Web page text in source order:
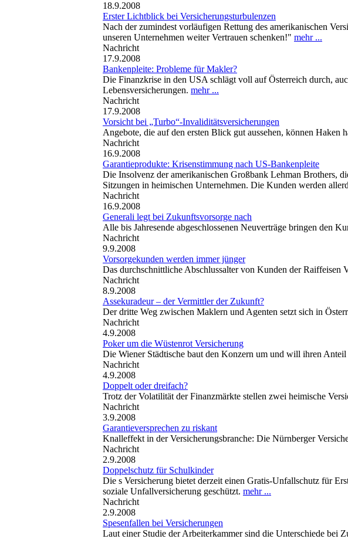
18.9.2008
Erster Lichtblick bei Versicherungsturbulenzen
Nach der zumindest vorläufigen Rettung des amerikanischen
unseren Unternehmen weiter Vertrauen schenken!" mehr ...
Nachricht
17.9.2008
Bankenpleite: Probleme für Makler?
Die Finanzkrise in den USA schlägt voll auf Österreich durch,
Lebensversicherungen. mehr ...
Nachricht
17.9.2008
Vorsicht bei „Turbo“-Invaliditätsversicherungen
Angebote, die auf den ersten Blick gut aussehen, können Haken
Nachricht
16.9.2008
Garantieprodukte: Krisenstimmung nach US-Bankenpleite
Die Insolvenz der amerikanischen Großbank Lehman Brothers,
Sitzungen in heimischen Unternehmen. Die Kunden werden
Nachricht
16.9.2008
Generali legt bei Zukunftsvorsorge nach
Alle bis Jahresende abgeschlossenen Neuverträge bringen den
Nachricht
9.9.2008
Vorsorgekunden werden immer jünger
Das durchschnittliche Abschlussalter von Kunden der Raiffeisen
Nachricht
8.9.2008
Assekuradeur – der Vermittler der Zukunft?
Der dritte Weg zwischen Maklern und Agenten setzt sich in
Nachricht
4.9.2008
Poker um die Wüstenrot Versicherung
Die Wiener Städtische baut den Konzern um und will ihren
Nachricht
4.9.2008
Doppelt oder dreifach?
Trotz der Volatilität der Finanzmärkte stellen zwei heimische
Nachricht
3.9.2008
Garantieversprechen zu riskant
Knalleffekt in der Versicherungsbranche: Die Nürnberger
Nachricht
2.9.2008
Doppelschutz für Schulkinder
Die s Versicherung bietet derzeit einen Gratis-Unfallschutz für
soziale Unfallversicherung geschützt. mehr ...
Nachricht
2.9.2008
Spesenfallen bei Versicherungen
Laut einer Studie der Arbeiterkammer sind die Unterschiede bei